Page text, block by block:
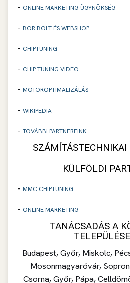
- ONLINE MARKETING ÜGYNÖKSÉG
- BOR BOLT ÉS WEBSHOP
- CHIPTUNING
- CHIP TUNING VIDEO
- MOTOROPTIMALIZÁLÁS
- WIKIPEDIA
- TOVÁBBI PARTNEREINK
SZÁMÍTÁSTECHNIKAI
KÜLFÖLDI
- MMC CHIPTUNING
- ONLINE MARKETING
TANÁCSADÁS A
Budapest, Győr, Miskolc,
Mosonmagyaróvár,
Csorna, Győr, Pápa,